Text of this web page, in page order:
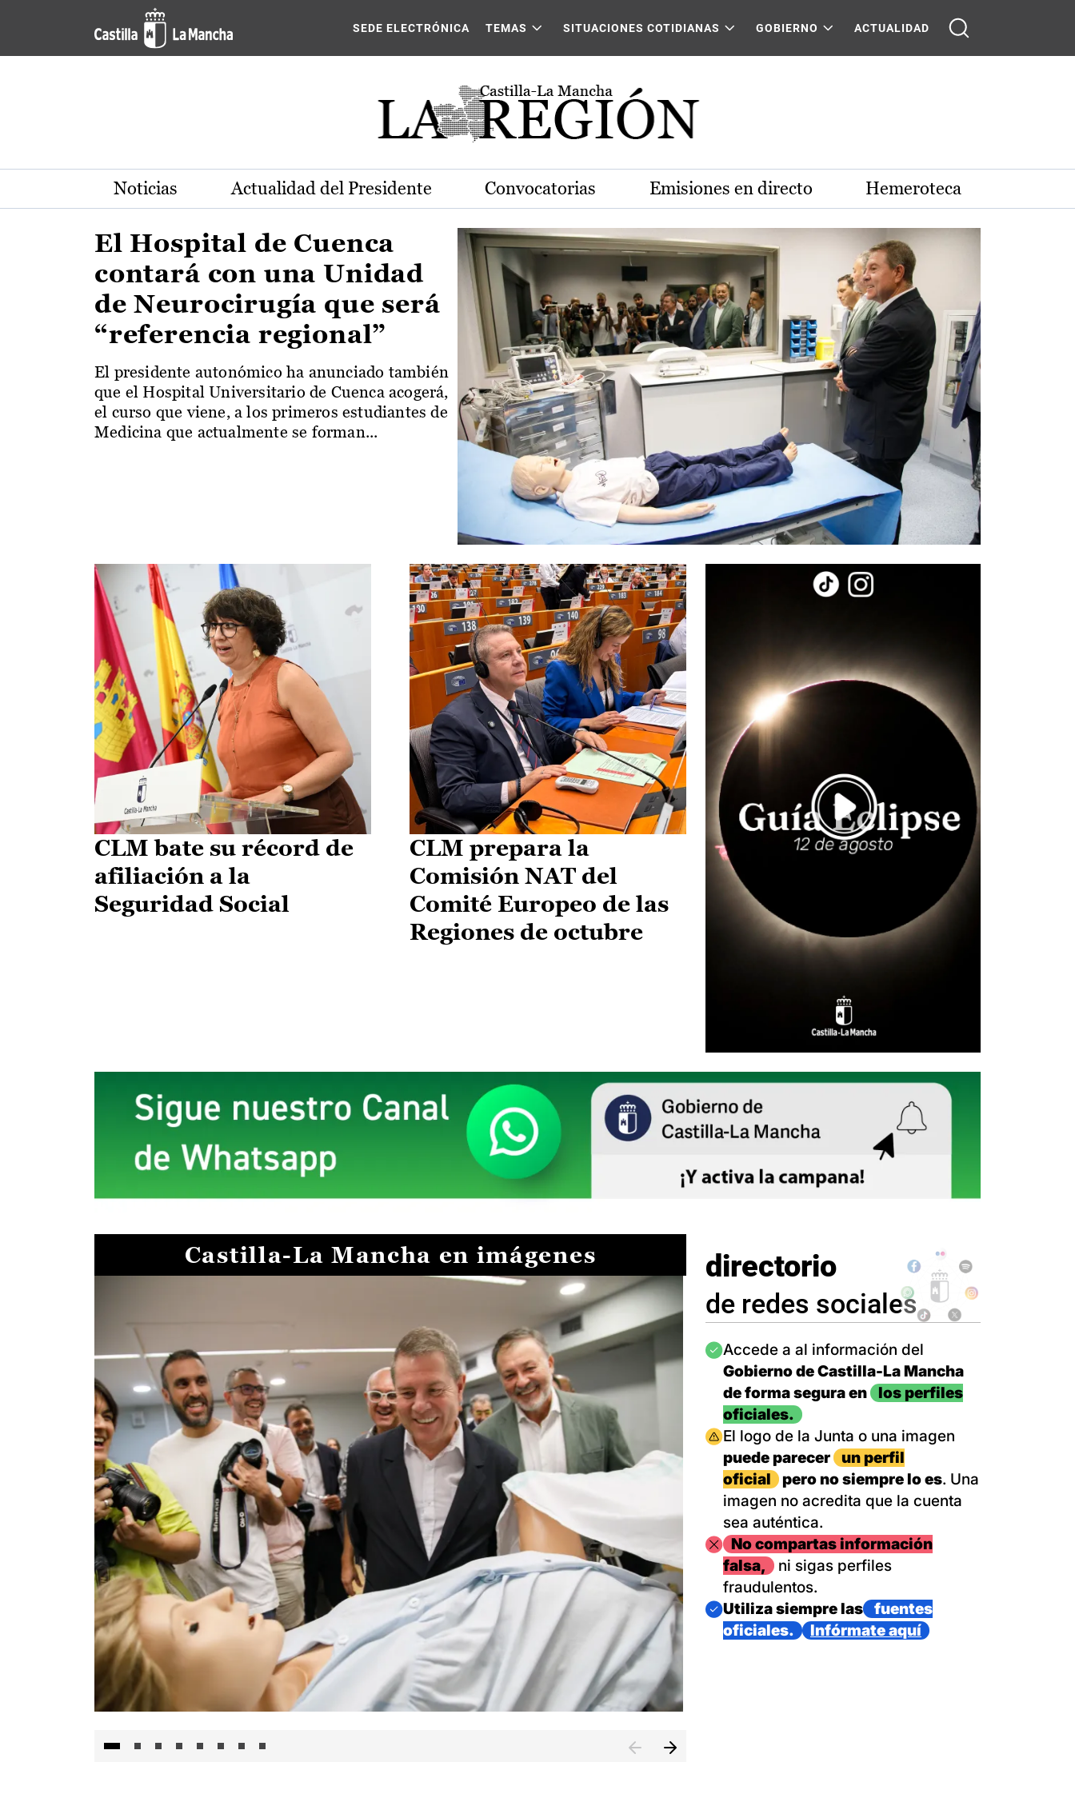
Pasar al contenido principal
Actualidad de la región de Castilla-La Mancha
SEDE ELECTRÓNICA TEMAS SITUACIONES COTIDIANAS GOBIERNO ACTUALIDAD
Noticias Actualidad del Presidente Convocatorias Emisiones en directo Hemeroteca
El Hospital de Cuenca
contará con una Unidad
de Neurocirugía que será
“referencia regional”
El presidente autonómico ha anunciado también
que el Hospital Universitario de Cuenca acogerá,
el curso que viene, a los primeros estudiantes de
Medicina que actualmente se forman...
CLM bate su récord de
afiliación a la
Seguridad Social
CLM prepara la
Comisión NAT del
Comité Europeo de las
Regiones de octubre
Castilla-La Mancha en imágenes directorio
de redes sociales
Imagen
Accede a al información del
Gobierno de Castilla-La Mancha
de forma segura en
los perfiles
oficiales.
Imagen
El logo de la Junta o una imagen
puede parecer
un perfil
oficial
pero no siempre lo es. Una
imagen no acredita que la cuenta
sea auténtica.
ImagenNo compartas información
falsa,
ni sigas perfiles
fraudulentos.
Imagen
Utiliza siempre las
fuentes
oficiales.
Infórmate aquí